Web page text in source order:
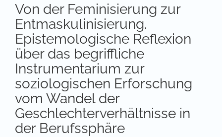
Von der Feminisierung zur
Entmaskulinisierung.
Epistemologische Reflexion
über das begriffliche
Instrumentarium zur
soziologischen Erforschung
vom Wandel der
Geschlechterverhältnisse in
der Berufssphäre